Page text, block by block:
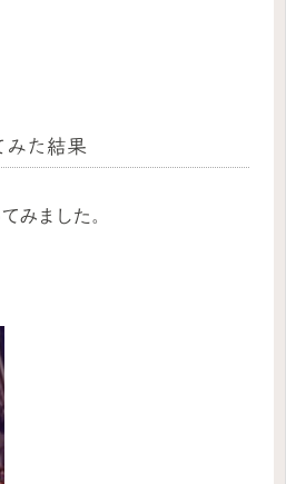
た結果
みました。